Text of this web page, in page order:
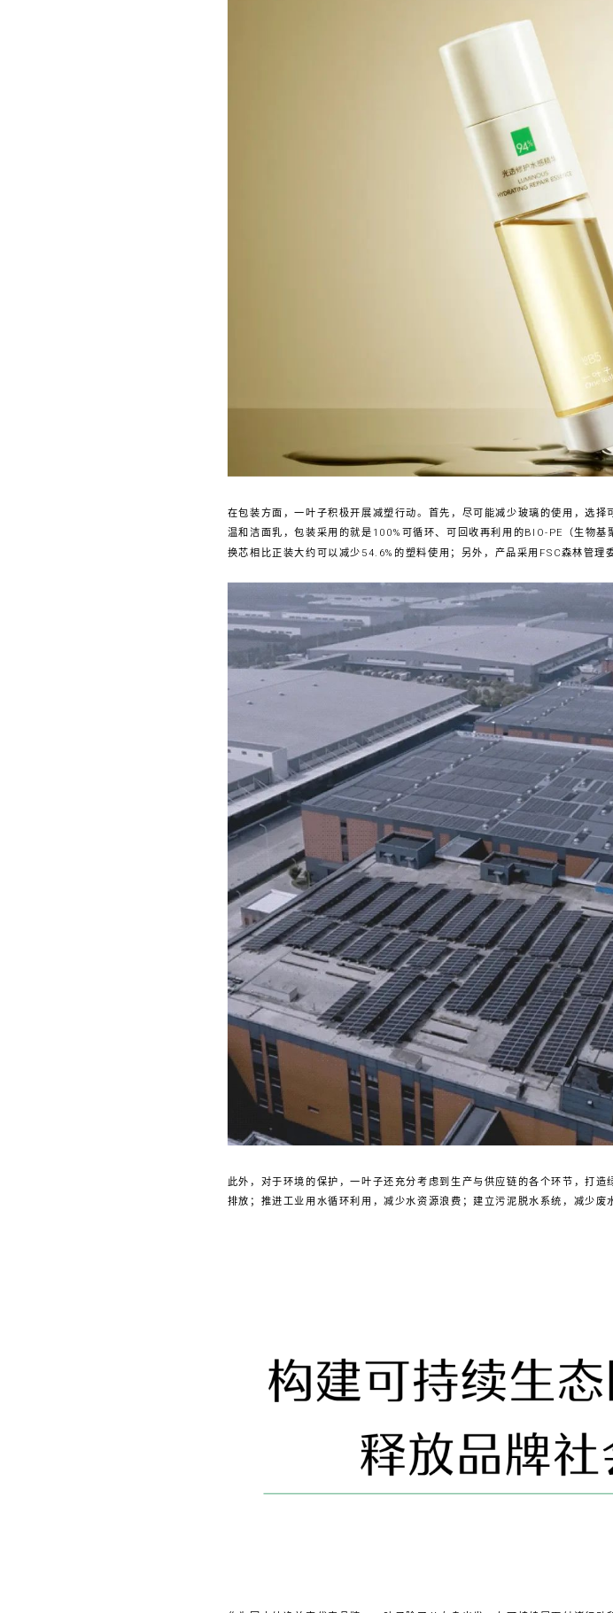
在包装方面，一叶子积极开展减塑行动。首先，尽可能减少玻璃的使用，选
温和洁面乳，包装采用的就是100%可循环、可回收再利用的BIO-PE（生物
换芯相比正装大约可以减少54.6%的塑料使用；另外，产品采用FSC森林管理
此外，对于环境的保护，一叶子还充分考虑到生产与供应链的各个环节，打
排放；推进工业用水循环利用，减少水资源浪费；建立污泥脱水系统，减少废